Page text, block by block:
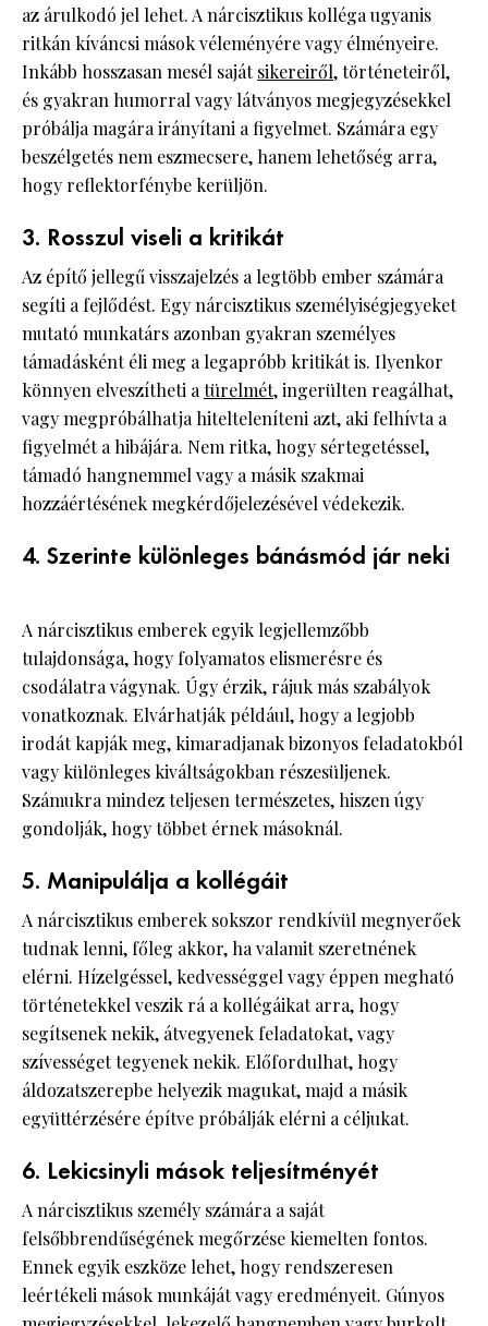
az árulkodó jel lehet. A nárcisztikus kolléga ugyanis
ritkán kíváncsi mások véleményére vagy élményeire.
Inkább hosszasan mesél sajátsikereiről,történeteiről,
és gyakran humorral vagy látványos megjegyzésekkel
próbálja magára irányítani a figyelmet. Számára egy
beszélgetés nem eszmecsere, hanem lehetőség arra,
hogy reflektorfénybe kerüljön.
3. Rosszul viseli a kritikát
Az építő jellegű visszajelzés a legtöbb ember számára
segíti a fejlődést. Egy nárcisztikus személyiségjegyeket
mutató munkatárs azonban gyakran személyes
támadásként éli meg a legapróbb kritikát is. Ilyenkor
könnyen elveszítheti atürelmét,ingerülten reagálhat,
vagy megpróbálhatja hitelteleníteni azt, aki felhívta a
figyelmét a hibájára. Nem ritka, hogy sértegetéssel,
támadó hangnemmel vagy a másik szakmai
hozzáértésének megkérdőjelezésével védekezik.
4. Szerinte különleges bánásmód jár neki
A nárcisztikus emberek egyik legjellemzőbb
tulajdonsága, hogy folyamatos elismerésre és
csodálatra vágynak. Úgy érzik, rájuk más szabályok
vonatkoznak. Elvárhatják például, hogy a legjobb
irodát kapják meg, kimaradjanak bizonyos feladatokból
vagy különleges kiváltságokban részesüljenek.
Számukra mindez teljesen természetes, hiszen úgy
gondolják, hogy többet érnek másoknál.
5. Manipulálja a kollégáit
A nárcisztikus emberek sokszor rendkívül megnyerőek
tudnak lenni, főleg akkor, ha valamit szeretnének
elérni. Hízelgéssel, kedvességgel vagy éppen megható
történetekkel veszik rá a kollégáikat arra, hogy
segítsenek nekik, átvegyenek feladatokat, vagy
szívességet tegyenek nekik. Előfordulhat, hogy
áldozatszerepbe helyezik magukat, majd a másik
együttérzésére építve próbálják elérni a céljukat.
6. Lekicsinyli mások teljesítményét
A nárcisztikus személy számára a saját
felsőbbrendűségének megőrzése kiemelten fontos.
Ennek egyik eszköze lehet, hogy rendszeresen
leértékeli mások munkáját vagy eredményeit. Gúnyos